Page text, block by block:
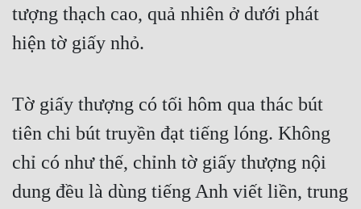
tượng thạch cao, quả nhiên ở dưới phát
hiện tờ giấy nhỏ.
Tờ giấy thượng có tối hôm qua thác bút
tiên chi bút truyền đạt tiếng lóng. Không
chỉ có như thế, chỉnh tờ giấy thượng nội
dung đều là dùng tiếng Anh viết liền, trung